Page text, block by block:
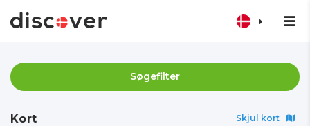
Søgefilter
Kort Skjul kort